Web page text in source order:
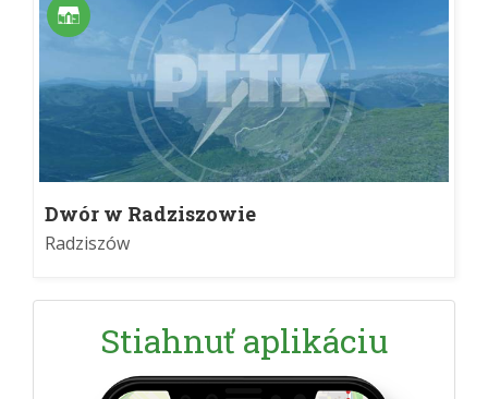
Dwór w Radziszowie
Radziszów
Stiahnuť aplikáciu